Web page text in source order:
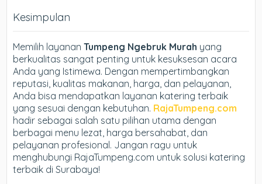
Kesimpulan
Memilih layananTumpeng Ngebruk Murah yang
berkualitas sangat penting untuk kesuksesan acara
Anda yang Istimewa. Dengan mempertimbangkan
reputasi, kualitas makanan, harga, dan pelayanan,
Anda bisa mendapatkan layanan katering terbaik
yang sesuai dengan kebutuhan. RajaTumpeng.com
hadir sebagai salah satu pilihan utama dengan
berbagai menu lezat, harga bersahabat, dan
pelayanan profesional. Jangan ragu untuk
menghubungi RajaTumpeng.com untuk solusi katering
terbaik di Surabaya!